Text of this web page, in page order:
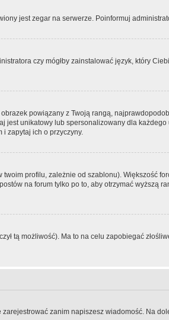
jest zegar na serwerze. Poinformuj
czy mógłby zainstalować język, który
powiązany z Twoją rangą,
jest unikatowy lub spersonalizowany dla
i zapytaj ich o przyczyny.
profilu, zależnie od szablonu). Większość
na forum tylko po to, aby otrzymać wyższą
tą możliwość). Ma to na celu zapobiegać
zanim napiszesz wiadomość. Na